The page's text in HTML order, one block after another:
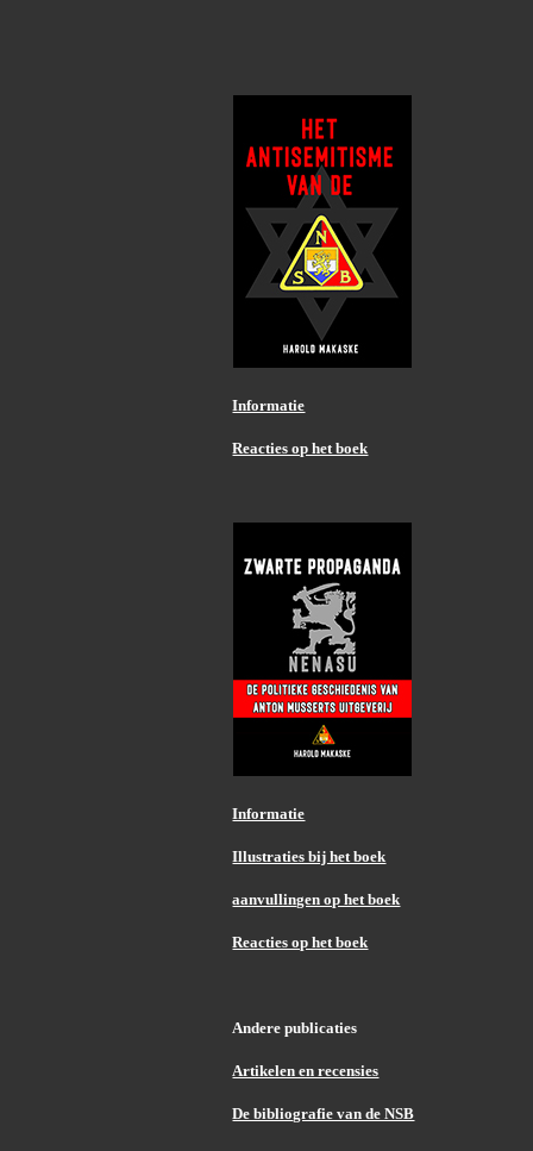
Informatie
Reacties op het boek
Informatie
Illustraties bij het boek
aanvullingen op het boek
Reacties op het boek
Andere publicaties
Artikelen en recensies
De bibliografie van de NSB